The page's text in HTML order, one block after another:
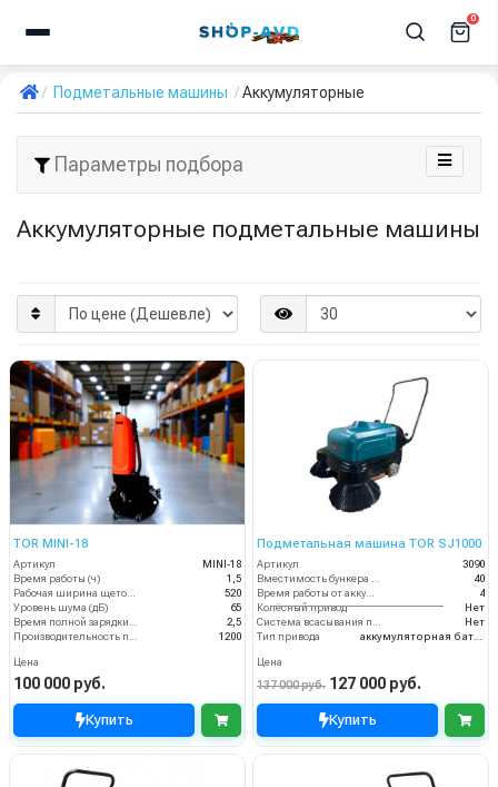
0
Подметальные машины Аккумуляторные
Параметры подбора
Аккумуляторные подметальные машины
TOR MINI-18
Артикул
MINI-18
Время работы (ч)
1,5
520
Уровень шума (дБ)
65
2,5
1200
Цена
100 000 руб.
Купить
Подметальная машина TOR SJ1000
Артикул
3090
40
Время работы от аккумуляторов (ч)
4
Колёсный привод
Нет
Нет
Тип привода
Цена
137 000 руб. 127 000 руб.
Купить